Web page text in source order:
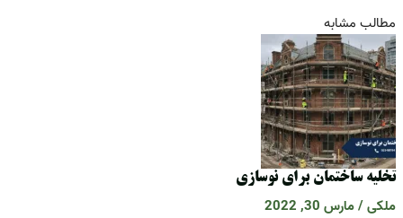
مشابه
ساختمان برای نوسازی
/مارس 30, 2022